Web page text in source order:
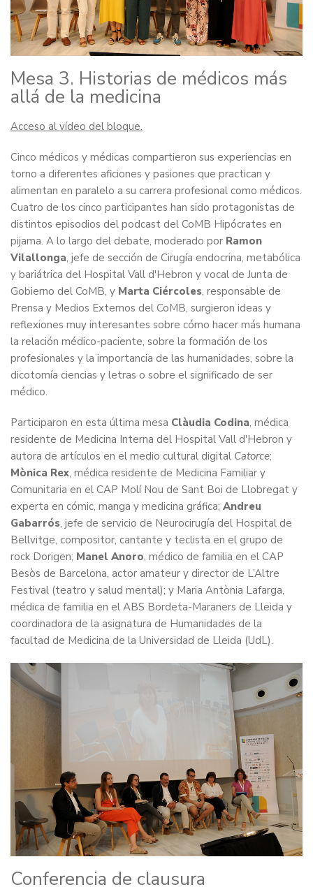
Mesa 3. Historias de médicos más
allá de la medicina
Acceso al vídeo del bloque.
Cinco médicos y médicas compartieron sus experiencias en
torno a diferentes aficiones y pasiones que practican y
alimentan en paralelo a su carrera profesional como médicos.
Cuatro de los cinco participantes han sido protagonistas de
distintos episodios del podcast del CoMB Hipócrates en
pijama. A lo largo del debate, moderado por Ramon
Vilallonga, jefe de sección de Cirugía endocrina, metabólica
y bariátrica del Hospital Vall d'Hebron y vocal de Junta de
Gobierno del CoMB, y Marta Ciércoles, responsable de
Prensa y Medios Externos del CoMB, surgieron ideas y
reflexiones muy interesantes sobre cómo hacer más humana
la relación médico-paciente, sobre la formación de los
profesionales y la importancia de las humanidades, sobre la
dicotomía ciencias y letras o sobre el significado de ser
médico.
Participaron en esta última mesa Clàudia Codina, médica
residente de Medicina Interna del Hospital Vall d'Hebron y
autora de artículos en el medio cultural digital Catorce;
Mònica Rex, médica residente de Medicina Familiar y
Comunitaria en el CAP Molí Nou de Sant Boi de Llobregat y
experta en cómic, manga y medicina gráfica; Andreu
Gabarrós, jefe de servicio de Neurocirugía del Hospital de
Bellvitge, compositor, cantante y teclista en el grupo de
rock Dorigen; Manel Anoro, médico de familia en el CAP
Besòs de Barcelona, actor amateur y director de L’Altre
Festival (teatro y salud mental); y Maria Antònia Lafarga,
médica de familia en el ABS Bordeta-Maraners de Lleida y
coordinadora de la asignatura de Humanidades de la
facultad de Medicina de la Universidad de Lleida (UdL).
Conferencia de clausura